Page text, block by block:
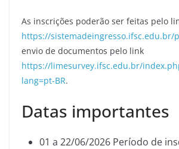
As inscrições poderão ser feitas pelo
https://sistemadeingresso.ifsc.edu.br/
envio de documentos pelo link
https://limesurvey.ifsc.edu.br/
lang=pt-BR.
Datas importantes
01 a 22/06/2026 Período de